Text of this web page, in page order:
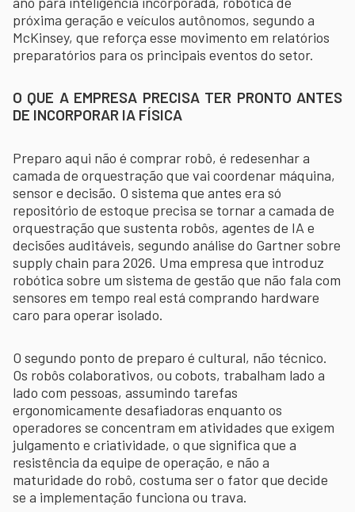
próxima geração e veículos autônomos, segundo a
McKinsey, que reforça esse movimento em relatórios
preparatórios para os principais eventos do setor.
O QUE A EMPRESA PRECISA TER PRONTO ANTES
DE INCORPORAR IA FÍSICA
Preparo aqui não é comprar robô, é redesenhar a
camada de orquestração que vai coordenar máquina,
sensor e decisão. O sistema que antes era só
repositório de estoque precisa se tornar a camada de
orquestração que sustenta robôs, agentes de IA e
decisões auditáveis, segundo análise do Gartner sobre
supply chain para 2026. Uma empresa que introduz
robótica sobre um sistema de gestão que não fala com
sensores em tempo real está comprando hardware
caro para operar isolado.
O segundo ponto de preparo é cultural, não técnico.
Os robôs colaborativos, ou cobots, trabalham lado a
lado com pessoas, assumindo tarefas
ergonomicamente desafiadoras enquanto os
operadores se concentram em atividades que exigem
julgamento e criatividade, o que significa que a
resistência da equipe de operação, e não a
maturidade do robô, costuma ser o fator que decide
se a implementação funciona ou trava.